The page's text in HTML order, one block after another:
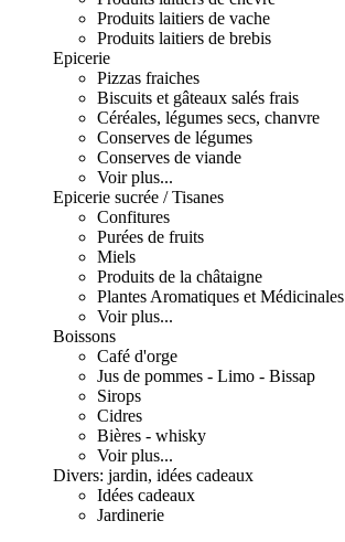
Produits laitiers de vache
Produits laitiers de brebis
Epicerie
Pizzas fraiches
Biscuits et gâteaux salés frais
Céréales, légumes secs, chanvre
Conserves de légumes
Conserves de viande
Voir plus...
Epicerie sucrée / Tisanes
Confitures
Purées de fruits
Miels
Produits de la châtaigne
Plantes Aromatiques et Médicinales
Voir plus...
Boissons
Café d'orge
Jus de pommes - Limo - Bissap
Sirops
Cidres
Bières - whisky
Voir plus...
Divers: jardin, idées cadeaux
Idées cadeaux
Jardinerie